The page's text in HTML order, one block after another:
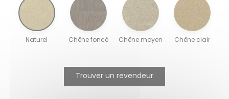
Naturel Chêne foncé Chêne moyen Chêne clair
Trouver un revendeur